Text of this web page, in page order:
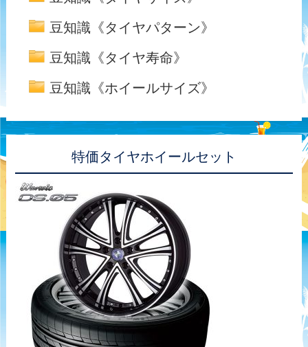
豆知識《タイヤパターン》
豆知識《タイヤ寿命》
豆知識《ホイールサイズ》
特価タイヤホイールセット